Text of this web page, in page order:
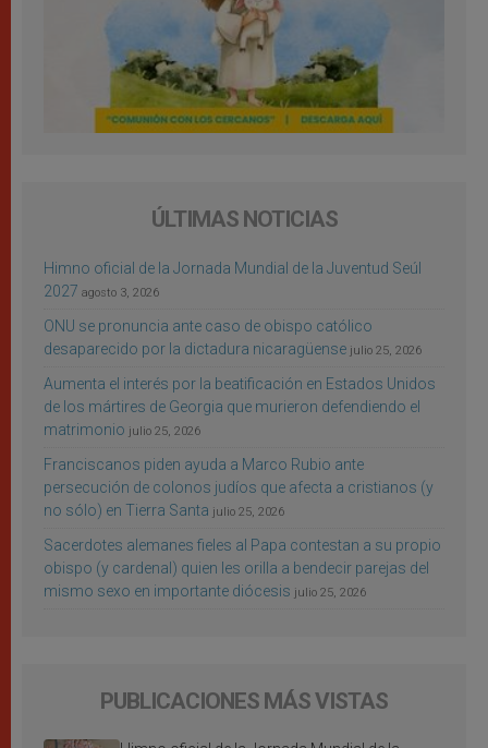
ÚLTIMAS NOTICIAS
Himno oficial de la Jornada Mundial de la Juventud Seúl
2027 agosto 3, 2026
ONU se pronuncia ante caso de obispo católico
desaparecido por la dictadura nicaragüense julio 25, 2026
Aumenta el interés por la beatificación en Estados Unidos
de los mártires de Georgia que murieron defendiendo el
matrimonio julio 25, 2026
Franciscanos piden ayuda a Marco Rubio ante
persecución de colonos judíos que afecta a cristianos (y
no sólo) en Tierra Santa julio 25, 2026
Sacerdotes alemanes fieles al Papa contestan a su propio
obispo (y cardenal) quien les orilla a bendecir parejas del
mismo sexo en importante diócesis julio 25, 2026
PUBLICACIONES MÁS VISTAS